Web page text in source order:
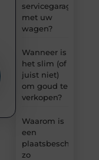
servicegarage
met uw
wagen?
Wanneer is
het slim (of
juist niet)
om goud te
verkopen?
Waarom is
een
plaatsbeschrijving
zo